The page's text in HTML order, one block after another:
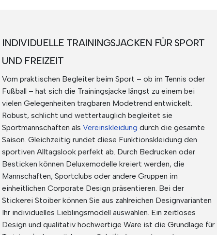
INDIVIDUELLE TRAININGSJACKEN FÜR SPORT
UND FREIZEIT
Vom praktischen Begleiter beim Sport – ob im Tennis oder
Fußball – hat sich die Trainingsjacke längst zu einem bei
vielen Gelegenheiten tragbaren Modetrend entwickelt.
Robust, schlicht und wettertauglich begleitet sie
Sportmannschaften als Vereinskleidung durch die gesamte
Saison. Gleichzeitig rundet diese Funktionskleidung den
sportiven Alltagslook perfekt ab. Durch Bedrucken oder
Besticken können Deluxemodelle kreiert werden, die
Mannschaften, Sportclubs oder andere Gruppen im
einheitlichen Corporate Design präsentieren. Bei der
Stickerei Stoiber können Sie aus zahlreichen Designvarianten
Ihr individuelles Lieblingsmodell auswählen. Ein zeitloses
Design und qualitativ hochwertige Ware ist die Grundlage für